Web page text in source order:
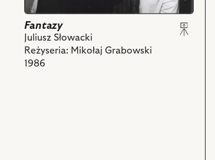
Piotr
Bajor
i
powiązanych
z
nim
Fantazy
Juliusz Słowacki
Reżyseria: Mikołaj Grabowski
1986